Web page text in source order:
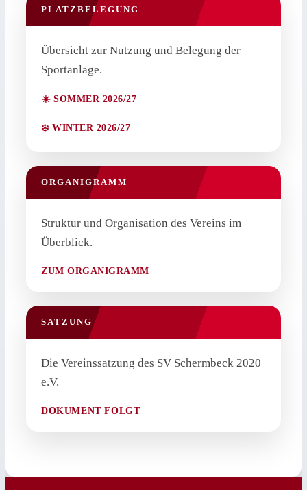
PLATZBELEGUNG
Übersicht zur Nutzung und Belegung der
Sportanlage.
☀️ SOMMER 2026/27
❄️ WINTER 2026/27
ORGANIGRAMM
Struktur und Organisation des Vereins im
Überblick.
ZUM ORGANIGRAMM
SATZUNG
Die Vereinssatzung des SV Schermbeck 2020
e.V.
DOKUMENT FOLGT